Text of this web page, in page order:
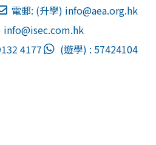
電郵: (升學) info@aea.org.hk
info@isec.com.hk
4177
(遊學) : 57424104